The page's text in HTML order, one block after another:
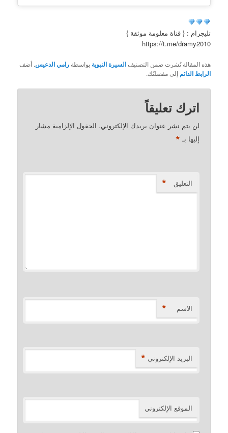
تليجرام : { قناة معلومة موثقة }
https://t.me/dramy2010
هذه المقالة نُشرت ضمن التصنيفالسيرة النبوية بواسطةرامي الدعيس. أضف
الرابط الدائم إلى مفضلتّك.
اترك تعليقاً
لن يتم نشر عنوان بريدك الإلكتروني. الحقول الإلزامية مشار
إليها بـ *
التعليق *
الاسم *
البريد الإلكتروني *
الموقع الإلكتروني